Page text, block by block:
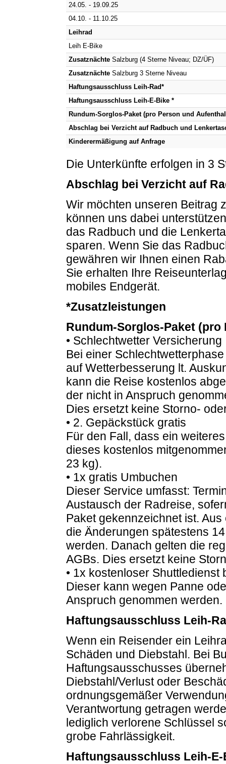
24.05. - 19.09.25
04.10. - 11.10.25
Leihrad
Leih E-Bike
ZusatznächteSalzburg (4 Sterne Niveau; DZ/ÜF)
Zusatznächte Salzburg 3 Sterne Niveau
Haftungsausschluss Leih-Rad*
Haftungsausschluss Leih-E-Bike *
Rundum-Sorglos-Paket (pro Person und
Abschlag bei Verzicht auf Radbuch und
Kinderermäßigung auf Anfrage
Die Unterkünfte erfolgen in 3
Abschlag bei Verzicht auf
Wir möchten unseren Beitrag
können uns dabei
das Radbuch und die
sparen. Wenn Sie das
gewähren wir Ihnen einen
Sie erhalten Ihre
mobiles Endgerät.
*Zusatzleistungen
Rundum-Sorglos-Paket
• Schlechtwetter Versicherung
Bei einer
auf Wetterbesserung lt.
kann die Reise kostenlos
der nicht in Anspruch
Dies ersetzt keine Storno-
• 2. Gepäckstück gratis
Für den Fall, dass ein
dieses kostenlos
23 kg).
• 1x gratis Umbuchen
Dieser Service umfasst:
Austausch der Radreise,
Paket gekennzeichnet ist. Aus
die Änderungen spätestens
werden. Danach gelten die
AGBs. Dies ersetzt keine
• 1x kostenloser
Dieser kann wegen Panne
Anspruch genommen werden.
Haftungsausschluss Leih-
Wenn ein Reisender ein
Schäden und Diebstahl. Bei
Haftungsausschusses
Diebstahl/Verlust oder
ordnungsgemäßer
Verantwortung getragen
lediglich verlorene Schlüssel
grobe Fahrlässigkeit.
Haftungsausschluss Leih-E-